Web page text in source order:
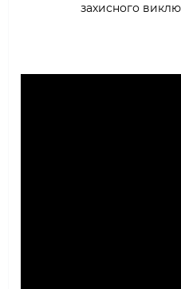
захисного